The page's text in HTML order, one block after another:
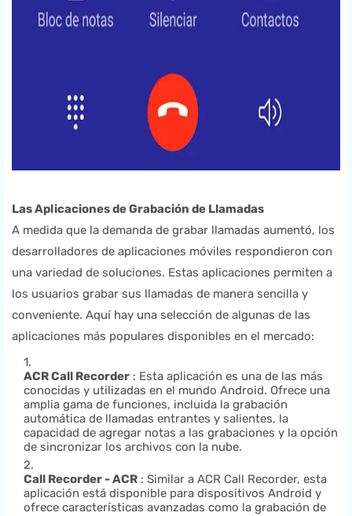
Las Aplicaciones de Grabación de Llamadas
A medida que la demanda de grabar llamadas aumentó, los
desarrolladores de aplicaciones móviles respondieron con
una variedad de soluciones. Estas aplicaciones permiten a
los usuarios grabar sus llamadas de manera sencilla y
conveniente. Aquí hay una selección de algunas de las
aplicaciones más populares disponibles en el mercado:
ACR Call Recorder : Esta aplicación es una de las más
conocidas y utilizadas en el mundo Android. Ofrece una
amplia gama de funciones, incluida la grabación
automática de llamadas entrantes y salientes, la
capacidad de agregar notas a las grabaciones y la opción
de sincronizar los archivos con la nube.
Call Recorder - ACR : Similar a ACR Call Recorder, esta
aplicación está disponible para dispositivos Android y
ofrece características avanzadas como la grabación de